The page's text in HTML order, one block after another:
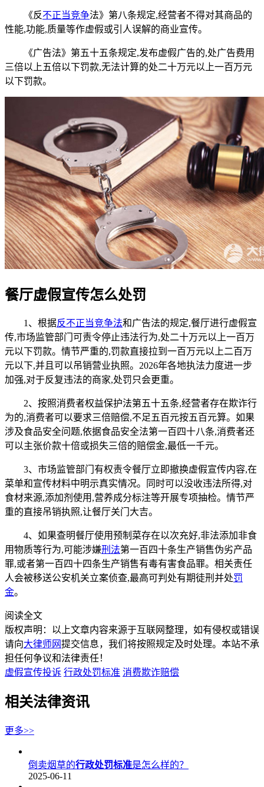
《反不正当竞争法》第八条规定,经营者不得对其商品的
性能,功能,质量等作虚假或引人误解的商业宣传。
《广告法》第五十五条规定,发布虚假广告的,处广告费用
三倍以上五倍以下罚款,无法计算的处二十万元以上一百万元
以下罚款。
餐厅虚假宣传怎么处罚
1、根据反不正当竞争法和广告法的规定,餐厅进行虚假宣
传,市场监管部门可责令停止违法行为,处二十万元以上一百万
元以下罚款。情节严重的,罚款直接拉到一百万元以上二百万
元以下,并且可以吊销营业执照。2026年各地执法力度进一步
加强,对于反复违法的商家,处罚只会更重。
2、按照消费者权益保护法第五十五条,经营者存在欺诈行
为的,消费者可以要求三倍赔偿,不足五百元按五百元算。如果
涉及食品安全问题,依据食品安全法第一百四十八条,消费者还
可以主张价款十倍或损失三倍的赔偿金,最低一千元。
3、市场监管部门有权责令餐厅立即撤换虚假宣传内容,在
菜单和宣传材料中明示真实情况。同时可以没收违法所得,对
食材来源,添加剂使用,营养成分标注等开展专项抽检。情节严
重的直接吊销执照,让餐厅关门大吉。
4、如果查明餐厅使用预制菜存在以次充好,非法添加非食
用物质等行为,可能涉嫌刑法第一百四十条生产销售伪劣产品
罪,或者第一百四十四条生产销售有毒有害食品罪。相关责任
人会被移送公安机关立案侦查,最高可判处有期徒刑并处罚
金。
阅读全文
版权声明：以上文章内容来源于互联网整理，如有侵权或错误
请向大律师网提交信息，我们将按照规定及时处理。本站不承
担任何争议和法律责任！
虚假宣传投诉 行政处罚标准 消费欺诈赔偿
相关法律资讯
更多>>
倒卖烟草的行政处罚标准是怎么样的？
2025-06-11